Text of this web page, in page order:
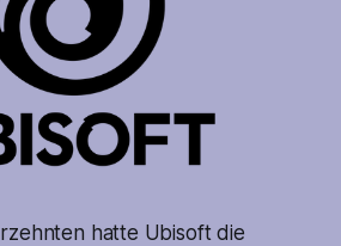
hatte Ubisoft die